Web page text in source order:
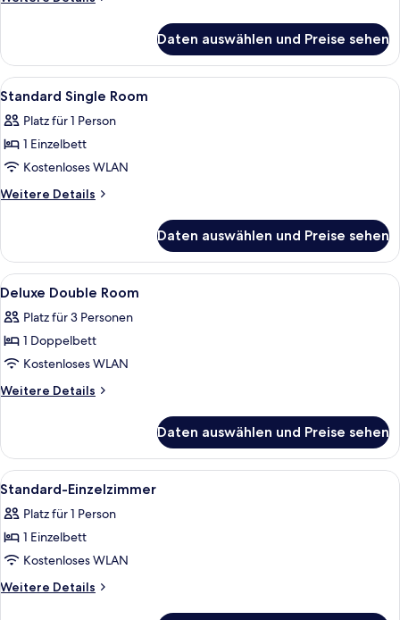
Double
Room
Daten auswählen und Preise sehen
Alle
Fotos
für
Standard
Single
Room
Ein Zimmer mit einem Bett, einem
1
Standard Single Room
Platz für 1 Person
1 Einzelbett
Kostenloses WLAN
Weitere Details
Weitere
Single
Room
Daten auswählen und Preise sehen
Alle
Fotos
für
Deluxe
Double
Room
Ein Hotelzimmer mit Bett,
2
Deluxe Double Room
Platz für 3 Personen
1 Doppelbett
Kostenloses WLAN
Weitere Details
Weitere
Double
Room
Daten auswählen und Preise sehen
Alle
Fotos
für
Standard-
Einzelzimmer
anzeigen
Ein Zimmer mit einem Bett, einem
1
Standard-Einzelzimmer
Platz für 1 Person
1 Einzelbett
Kostenloses WLAN
Weitere Details
Weitere